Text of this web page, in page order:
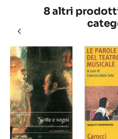
8 altri